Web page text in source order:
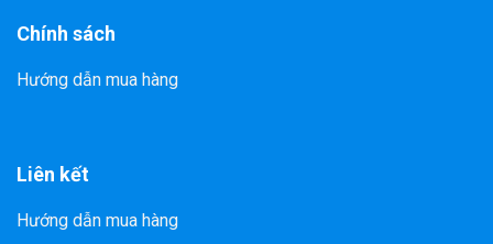
Chính sách
Hướng dẫn mua hàng
Liên kết
Hướng dẫn mua hàng